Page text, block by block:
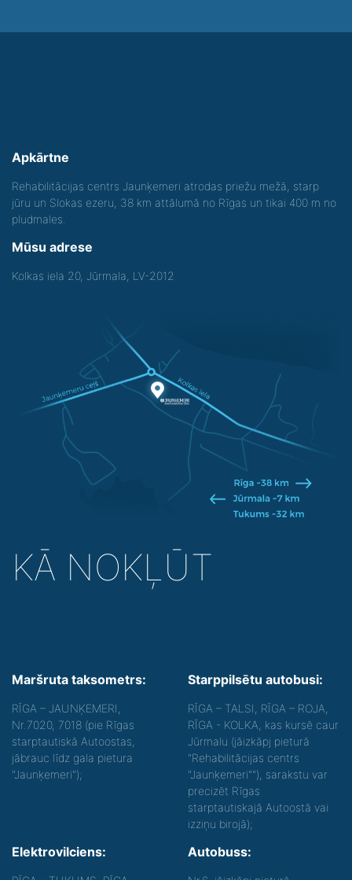
Apkārtne
Rehabilitācijas centrs Jaunķemeri atrodas priežu mežā, starp
jūru un Slokas ezeru, 38 km attālumā no Rīgas un tikai 400 m no
pludmales.
Mūsu adrese
Kolkas iela 20, Jūrmala, LV-2012
KĀ NOKĻŪT
Maršruta taksometrs:
RĪGA – JAUNĶEMERI,
Nr.7020, 7018 (pie Rīgas
starptautiskā Autoostas,
jābrauc līdz gala pietura
"Jaunķemeri");
Starppilsētu autobusi:
RĪGA – TALSI, RĪGA – ROJA,
RĪGA - KOLKA, kas kursē caur
Jūrmalu (jāizkāpj pieturā
"Rehabilitācijas centrs
"Jaunķemeri""), sarakstu var
precizēt Rīgas
starptautiskajā Autoostā vai
izziņu birojā);
Elektrovilciens: Autobuss: